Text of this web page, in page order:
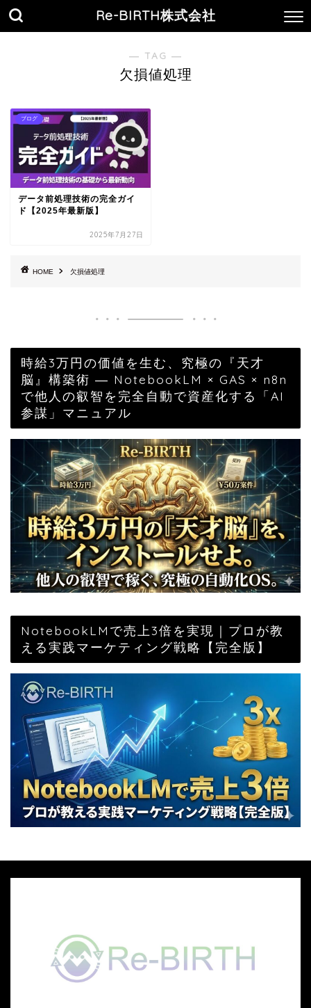
Re-BIRTH株式会社
― TAG ―
欠損値処理
ブログ
データ前処理技術の完全ガイ
ド【2025年最新版】
2025年7月27日
HOME 欠損値処理
時給3万円の価値を生む、究極の『天才
脳』構築術 ― NotebookLM × GAS × n8n
で他人の叡智を完全自動で資産化する「AI
参謀」マニュアル
NotebookLMで売上3倍を実現｜プロが教
える実践マーケティング戦略【完全版】